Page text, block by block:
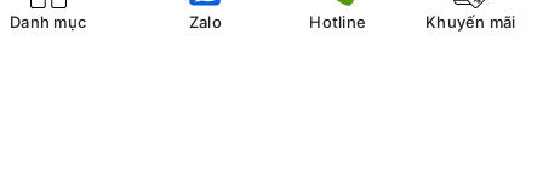
Kiểm hàng trước khi nhận
Không ưng ý không tính phí
Danh mục Zalo Hotline Khuyến mãi